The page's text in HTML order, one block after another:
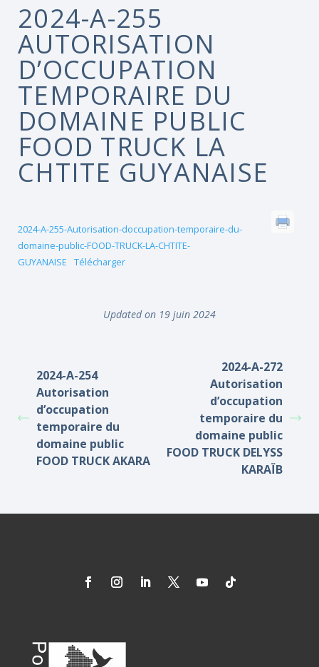
2024-A-255
AUTORISATION
D’OCCUPATION
TEMPORAIRE DU
DOMAINE PUBLIC
FOOD TRUCK LA
CHTITE GUYANAISE
2024-A-255-Autorisation-doccupation-temporaire-du-
domaine-public-FOOD-TRUCK-LA-CHTITE-
GUYANAISE
Télécharger
Updated on 19 juin 2024
2024-A-254
Autorisation
d’occupation
temporaire du
domaine public
FOOD TRUCK AKARA
2024-A-272
Autorisation
d’occupation
temporaire du
domaine public
FOOD TRUCK DELYSS
KARAÏB